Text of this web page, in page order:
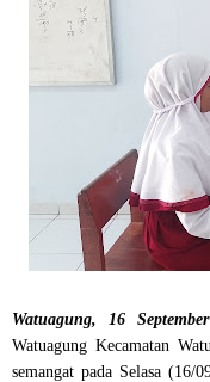
Watuagung, 16
Watuagung Kecamatan
semangat pada Selasa